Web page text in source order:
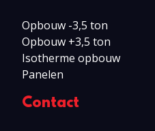
Opbouw -3,5 ton
Opbouw +3,5 ton
Isotherme opbouw
Panelen
Contact